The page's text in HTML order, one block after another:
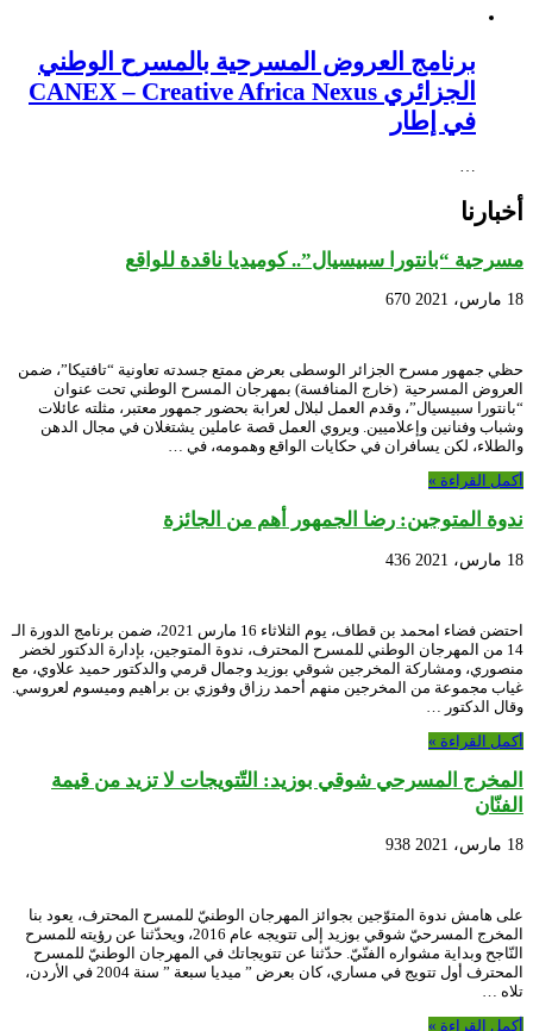
برنامج العروض المسرحية بالمسرح الوطني
الجزائري CANEX – Creative Africa Nexus
في إطار
…
أخبارنا
مسرحية “بانتورا سبيسيال”.. كوميديا ناقدة للواقع
18 مارس، 2021 670
حظي جمهور مسرح الجزائر الوسطى بعرض ممتع جسدته تعاونية “تافتيكا”، ضمن
العروض المسرحية (خارج المنافسة) بمهرجان المسرح الوطني تحت عنوان
“بانتورا سبيسيال”، وقدم العمل لبلال لعرابة بحضور جمهور معتبر، مثلته عائلات
وشباب وفنانين وإعلاميين. ويروي العمل قصة عاملين يشتغلان في مجال الدهن
والطلاء، لكن يسافران في حكايات الواقع وهمومه، في …
أكمل القراءة »
ندوة المتوجين: رضا الجمهور أهم من الجائزة
18 مارس، 2021 436
احتضن فضاء امحمد بن قطاف، يوم الثلاثاء 16 مارس 2021، ضمن برنامج الدورة الـ
14 من المهرجان الوطني للمسرح المحترف، ندوة المتوجين، بإدارة الدكتور لخضر
منصوري، ومشاركة المخرجين شوقي بوزيد وجمال قرمي والدكتور حميد علاوي، مع
غياب مجموعة من المخرجين منهم أحمد رزاق وفوزي بن براهيم وميسوم لعروسي.
وقال الدكتور …
أكمل القراءة »
المخرج المسرحي شوقي بوزيد: التّتويجات لا تزيد من قيمة
الفنّان
18 مارس، 2021 938
على هامش ندوة المتوّجين بجوائز المهرجان الوطنيّ للمسرح المحترف، يعود بنا
المخرج المسرحيّ شوقي بوزيد إلى تتويجه عام 2016، ويحدّثنا عن رؤيته للمسرح
النّاجح وبداية مشواره الفنّيّ. حدّثنا عن تتويجاتك في المهرجان الوطنيّ للمسرح
المحترف أول تتويج في مساري، كان بعرض ” ميديا سبعة ” سنة 2004 في الأردن،
تلاه …
أكمل القراءة »